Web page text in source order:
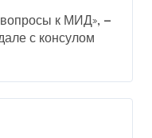
к МИД», —
с консулом